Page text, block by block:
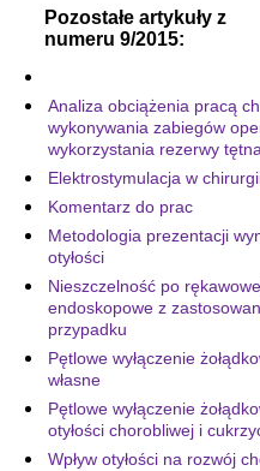
Pozostałe artykuły z
numeru 9/2015:
Analiza obciążenia pracą
wykonywania zabiegów
wykorzystania rezerwy
Elektrostymulacja w
Komentarz do prac
Metodologia prezentacji
otyłości
Nieszczelność po
endoskopowe z
przypadku
Pętlowe wyłączenie
własne
Pętlowe wyłączenie
otyłości chorobliwej i
Wpływ otyłości na rozwój